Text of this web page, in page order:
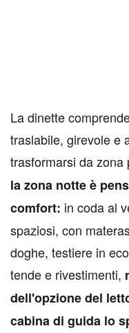
La dinette
traslabile, girevole e
trasformarsi da zona
la zona notte è
comfort: in coda al
spaziosi, con
doghe, testiere in
tende e rivestimenti,
dell'opzione del
cabina di guida lo